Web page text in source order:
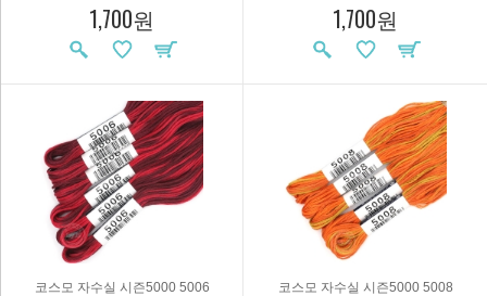
1,700원 1,700원
코스모 자수실 시즌5000 5006 코스모 자수실 시즌5000 5008